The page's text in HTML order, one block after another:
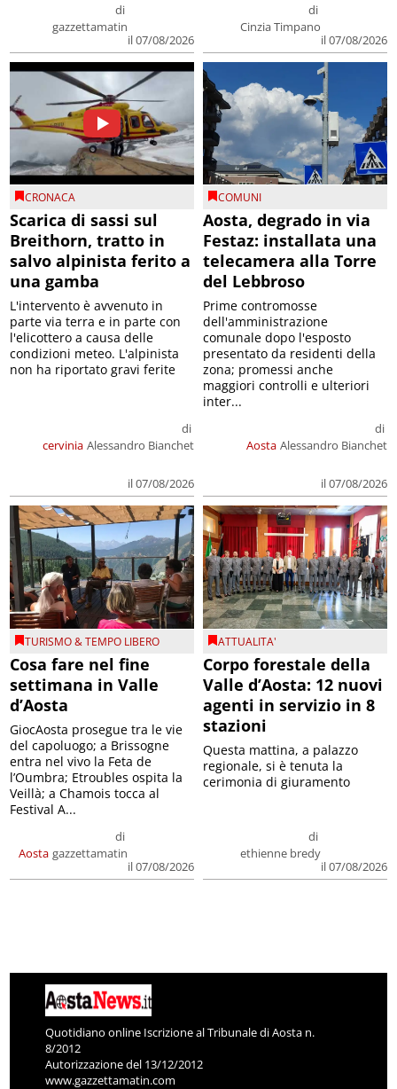
di
gazzettamatin
il 07/08/2026
di
Cinzia Timpano
il 07/08/2026
CRONACA
Scarica di sassi sul
Breithorn, tratto in
salvo alpinista ferito a
una gamba
cervinia
di
Alessandro Bianchet
il 07/08/2026
L'intervento è avvenuto in
parte via terra e in parte con
l'elicottero a causa delle
condizioni meteo. L'alpinista
non ha riportato gravi ferite
COMUNI
Aosta, degrado in via
Festaz: installata una
telecamera alla Torre
del Lebbroso
Aosta
di
Alessandro Bianchet
il 07/08/2026
Prime contromosse
dell'amministrazione
comunale dopo l'esposto
presentato da residenti della
zona; promessi anche
maggiori controlli e ulteriori
inter...
TURISMO & TEMPO LIBERO
Cosa fare nel fine
settimana in Valle
d’Aosta
Aosta
di
gazzettamatin
il 07/08/2026
GiocAosta prosegue tra le vie
del capoluogo; a Brissogne
entra nel vivo la Feta de
l’Oumbra; Etroubles ospita la
Veillà; a Chamois tocca al
Festival A...
ATTUALITA'
Corpo forestale della
Valle d’Aosta: 12 nuovi
agenti in servizio in 8
stazioni
di
ethienne bredy
il 07/08/2026
Questa mattina, a palazzo
regionale, si è tenuta la
cerimonia di giuramento
Quotidiano online Iscrizione al Tribunale di Aosta n.
8/2012
Autorizzazione del 13/12/2012
www.gazzettamatin.com